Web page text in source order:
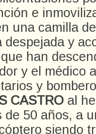
e
una camilla
despejada y
han
y el médico
y
CASTRO al
de 50 años, a
siendo